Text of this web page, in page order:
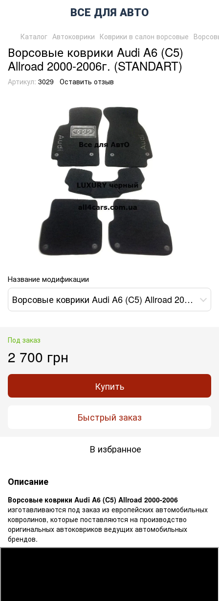
ВСЕ ДЛЯ АВТО
Каталог Автоковрики Коврики в салон ворсовые
Ворсовые коврики Audi A6 (C5)
Allroad 2000-2006г. (STANDART)
Артикул: 3029 Оставить отзыв
Название модификации
Ворсовые коврики Audi A6 (C5) Allroad 2000-2006г. (STANDART)
Под заказ
2 700 грн
Купить
Быстрый заказ
В избранное
Описание
Ворсовые коврики Audi A6 (C5) Allroad 2000-2006
изготавливаются под заказ из европейских автомобильных
ковролинов, которые поставляются на производство
оригинальных автоковриков ведущих автомобильных
брендов.